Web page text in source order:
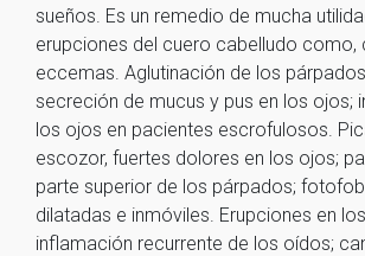
sueños. Es un remedio de mucha
erupciones del cuero cabelludo como,
eccemas. Aglutinación de los
secreción de mucus y pus en los ojos;
los ojos en pacientes escrofulosos.
escozor, fuertes dolores en los ojos;
parte superior de los párpados;
dilatadas e inmóviles. Erupciones en
inflamación recurrente de los oídos;